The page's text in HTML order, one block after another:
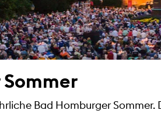
Bad Homburger